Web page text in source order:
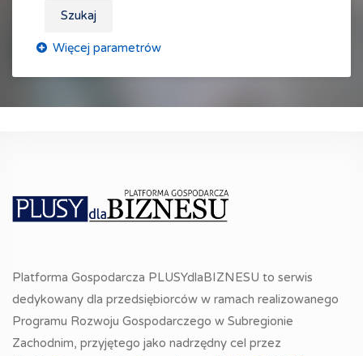
Szukaj
Platforma Gospodarcza PLUSYdlaBIZNESU to serwis
dedykowany dla przedsiębiorców w ramach realizowanego
Programu Rozwoju Gospodarczego w Subregionie
Zachodnim, przyjętego jako nadrzędny cel przez